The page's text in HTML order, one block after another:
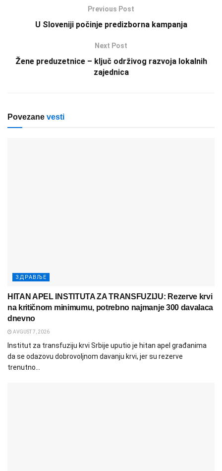
Previous Post
U Sloveniji počinje predizborna kampanja
Next Post
Žene preduzetnice – ključ održivog razvoja lokalnih
zajednica
Povezane vesti
ЗДРАВЉЕ
HITAN APEL INSTITUTA ZA TRANSFUZIJU: Rezerve krvi
na kritičnom minimumu, potrebno najmanje 300 davalaca
dnevno
AVGUST 7, 2026
Institut za transfuziju krvi Srbije uputio je hitan apel građanima
da se odazovu dobrovoljnom davanju krvi, jer su rezerve
trenutno...